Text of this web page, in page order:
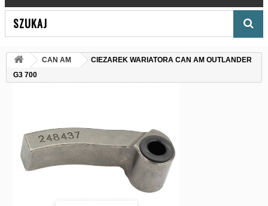
CAN AM
CIEZAREK WARIATORA CAN AM OUTLANDER
G3 700